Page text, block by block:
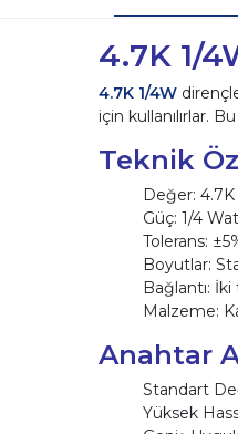
4.7K 1/
4.7K 1/4W
için kullanılırlar.
Teknik
Değer:
Güç: 1/4
Tolerans:
Boyutlar:
Bağlantı:
Malzeme:
Anahtar
Standart
Yüksek